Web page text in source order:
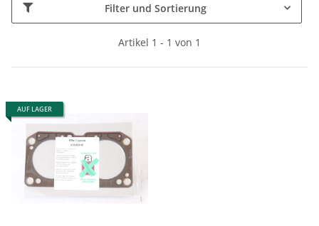
Filter und Sortierung
Artikel 1 - 1 von 1
AUF LAGER